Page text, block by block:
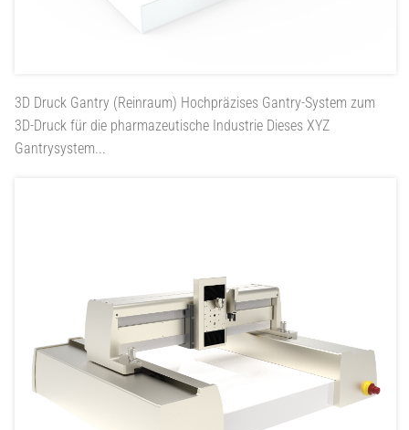
3D Druck Gantry (Reinraum) Hochpräzises Gantry-System zum
3D-Druck für die pharmazeutische Industrie Dieses XYZ
Gantrysystem...